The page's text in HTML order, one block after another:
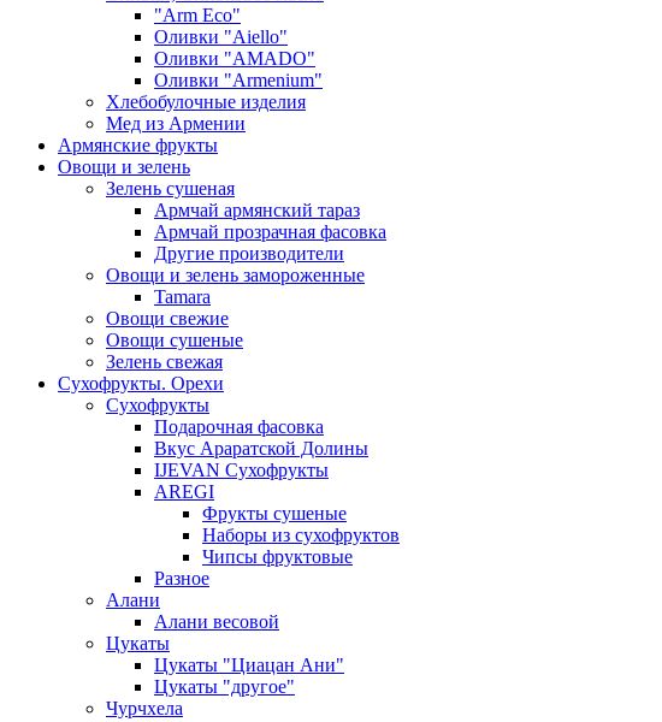
"Arm Eco"
Оливки "Aiello"
Оливки "AMADO"
Оливки "Armenium"
Хлебобулочные изделия
Мед из Армении
Армянские фрукты
Овощи и зелень
Зелень сушеная
Армчай армянский тараз
Армчай прозрачная фасовка
Другие производители
Овощи и зелень замороженные
Tamara
Овощи свежие
Овощи сушеные
Зелень свежая
Сухофрукты. Орехи
Сухофрукты
Подарочная фасовка
Вкус Араратской Долины
IJEVAN Сухофрукты
AREGI
Фрукты сушеные
Наборы из сухофруктов
Чипсы фруктовые
Разное
Алани
Алани весовой
Цукаты
Цукаты "Циацан Ани"
Цукаты "другое"
Чурчхела